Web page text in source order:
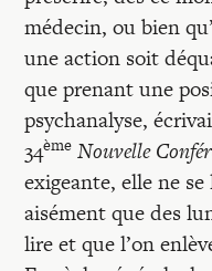
médecin, ou bien
une action soit
que prenant une
psychanalyse,
34ème Nouvelle
exigeante, elle ne
aisément que des
lire et que l’on